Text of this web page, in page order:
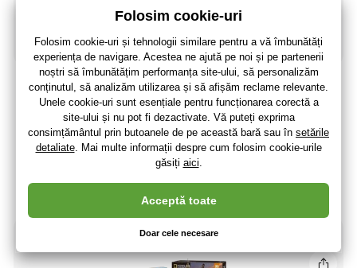
Spin Master FDP Pokémon Squirtle 4D Puzzle
,00 lei
78,51 leifără TVA
+ 20 puncte